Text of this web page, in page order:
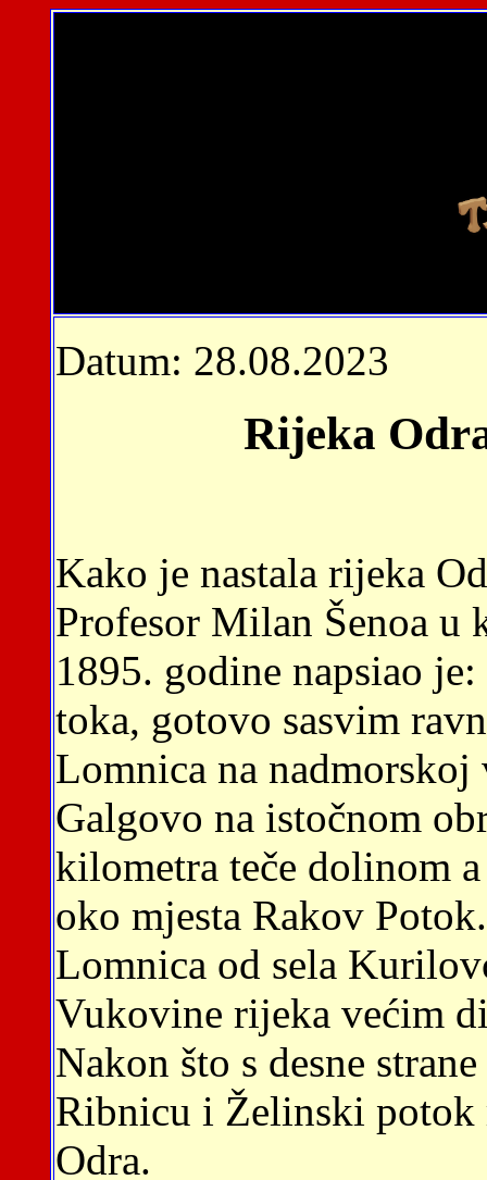
Datum: 28.08.2023
Rijeka
Kako je nastala rijeka
Profesor Milan Šenoa
1895. godine napsiao
toka, gotovo sasvim
Lomnica na
Galgovo na istočnom
kilometra teče dolinom
oko mjesta Rakov Potok.
Lomnica od sela
Vukovine rijeka većim
Nakon što s desne
Ribnicu i Želinski potok
Odra.